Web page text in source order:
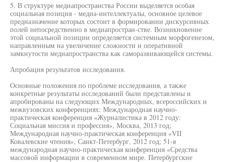
5. В структуре медиапространства России выделяется особая
социальная позиция - медиа-интеллектуалы, основное целевое
предназначение которых состоит в формировании дискурсивных
полей непосредственно в медиапростран-стве. Возникновение
этой социальной позиции определяется системным морфогенезом,
направленным на увеличение сложности и оперативной
замкнутости медиапространства как саморазвивающейся системы.
Апробация результатов исследования.
Основные положения по проблеме исследования, а также
конкретные результаты исследований были представлены и
апробированы на следующих Международных, всероссийских и
межвузовских конференциях: Международная научно-
практическая конференция «Журналистика в 2012 году:
Социальная миссия и профессия», Москва, 2013 год;
Международная научно-практическая конференция «VII
Ковалевские чтения», Санкт-Петербург, 2012 год; 51-я
международная научно-практическая конференция «Средства
массовой информации в современном мире. Петербургские